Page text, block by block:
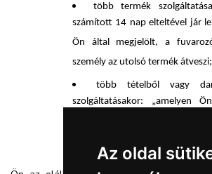
Az oldal
több termék
számított 14 nap elteltével jár
Ön által megjelölt, a
személy az utolsó termék átveszi;
több tételből vagy
szolgáltatásakor: „amelyen
utolsó tételt vagy darabot átveszi;